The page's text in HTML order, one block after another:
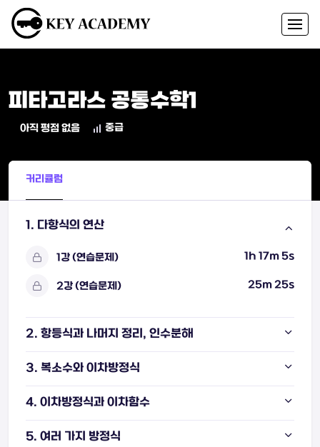
피타고라스 공통수학1
아직 평점 없음 중급
커리큘럼
1. 다항식의 연산
1강 (연습문제) 1h 17m 5s
2강 (연습문제) 25m 25s
2. 항등식과 나머지 정리, 인수분해
3. 복소수와 이차방정식
4. 이차방정식과 이차함수
5. 여러 가지 방정식